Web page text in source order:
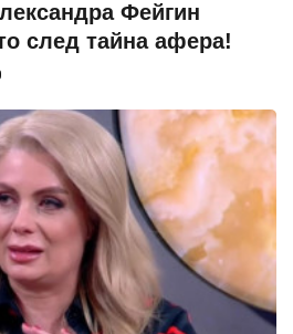
Фейгин
след тайна афера!